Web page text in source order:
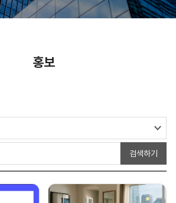
홍보
검색하기